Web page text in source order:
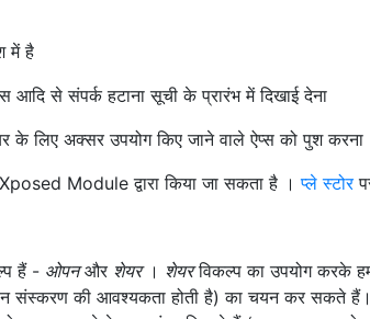
में है
आदि से संपर्क हटाना सूची के प्रारंभ में दिखाई देना
के लिए अक्सर उपयोग किए जाने वाले ऐप्स को पुश करना
Xposed Module द्वारा किया जा सकता है ।प्ले स्टोर
हैं - ओपनऔर शेयर। शेयरविकल्प का उपयोग करके
संस्करण की आवश्यकता होती है) का चयन कर सकते हैं।